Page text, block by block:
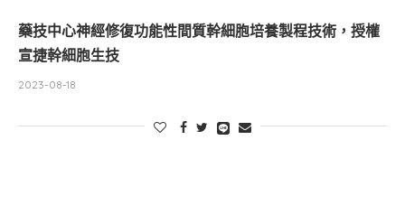
藥技中心神經修復功能性間質幹細胞培養製程技術，授權
宣捷幹細胞生技
2023-08-18